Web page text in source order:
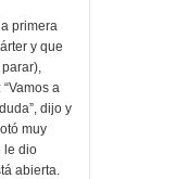
primera
y que
a
dijo y
muy
le dio
abierta.